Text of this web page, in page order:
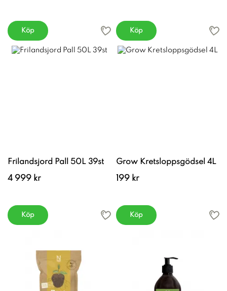
Köp Köp
Frilandsjord Pall 50L 39st
4 999 kr
Köp
Grow Kretsloppsgödsel 4L
199 kr
Köp